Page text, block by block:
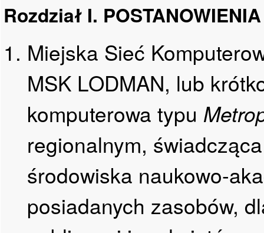
Rozdział I.
Miejska Sieć
MSK LODMAN, lub
komputerowa typu
regionalnym,
środowiska naukowo-
posiadanych zasobów,